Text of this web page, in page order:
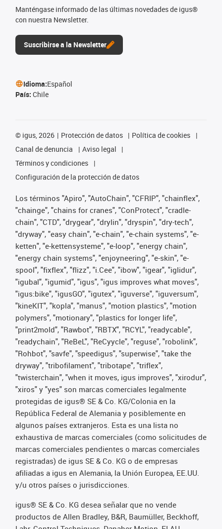
Manténgase informado de las últimas novedades de igus®
con nuestra Newsletter.
Suscribirse a la Newsletter
Idioma:Español
País: Chile
© igus, 2026 Protección de datos
Política de cookies
Canal de denuncia
Aviso legal
Términos y condiciones
Configuración de la protección de datos
Los términos "Apiro", "AutoChain", "CFRIP", "chainflex",
"chainge", "chains for cranes", "ConProtect", "cradle-
chain", "CTD", "drygear", "drylin", "dryspin", "dry-tech",
"dryway", "easy chain", "e-chain", "e-chain systems", "e-
ketten", "e-kettensysteme", "e-loop", "energy chain",
"energy chain systems", "enjoyneering", "e-skin", "e-
spool", "fixflex", "flizz", "i.Cee", "ibow", "igear", "iglidur",
"igubal", "igumid", "igus", "igus improves what moves",
"igus:bike", "igusGO", "igutex", "iguverse", "iguversum",
"kineKIT", "kopla", "manus", "motion plastics", "motion
polymers", "motionary", "plastics for longer life",
"print2mold", "Rawbot", "RBTX", "RCYL", "readycable",
"readychain", "ReBeL", "ReCyycle", "reguse", "robolink",
"Rohbot", "savfe", "speedigus", "superwise", "take the
dryway", "tribofilament", "tribotape", "triflex",
"twisterchain", "when it moves, igus improves", "xirodur",
"xiros" y "yes" son marcas comerciales legalmente
protegidas de igus® SE & Co. KG/Colonia en la
República Federal de Alemania y posiblemente en
algunos países extranjeros. Esta es una lista no
exhaustiva de marcas comerciales (como solicitudes de
marcas comerciales pendientes o marcas comerciales
registradas) de igus SE & Co. KG o de empresas
afiliadas a igus en Alemania, la Unión Europea, EE.UU.
y/u otros países o jurisdicciones.
igus® SE & Co. KG desea señalar que no vende
productos de Allen Bradley, B&R, Baumüller, Beckhoff,